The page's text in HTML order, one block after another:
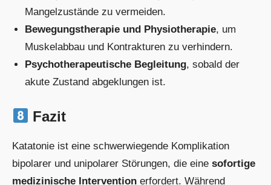
Mangelzustände zu vermeiden.
Bewegungstherapie und Physiotherapie, um
Muskelabbau und Kontrakturen zu verhindern.
Psychotherapeutische Begleitung, sobald der
akute Zustand abgeklungen ist.
Fazit
Katatonie ist eine schwerwiegende Komplikation
bipolarer und unipolarer Störungen, die eine sofortige
medizinische Intervention erfordert. Während